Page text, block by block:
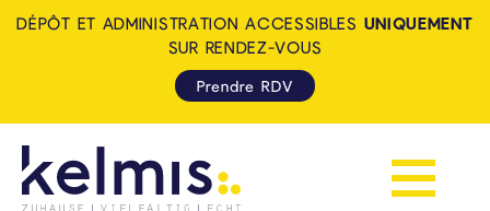
Afficher la
DÉPÔT ET ADMINISTRATION ACCESSIBLES UNIQUEMENT
SUR RENDEZ-VOUS
Prendre RDV